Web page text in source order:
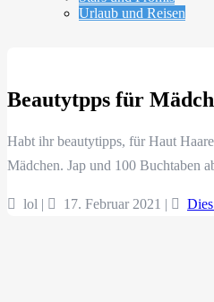
Urlaub und Reisen
Beautytpps für
Habt ihr beautytipps, für Haut
Mädchen. Jap und 100 Buchtaben
lol | 17. Februar 2021 |